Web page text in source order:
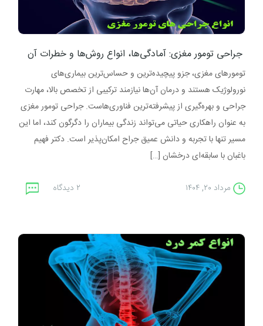
جراحی تومور مغزی: آمادگی‌ها، انواع روش‌ها و خطرات آن
تومورهای مغزی، جزو پیچیده‌ترین و حساس‌ترین بیماری‌های
نورولوژیک هستند و درمان آن‌ها نیازمند ترکیبی از تخصص بالا، مهارت
جراحی و بهره‌گیری از پیشرفته‌ترین فناوری‌هاست. جراحی تومور مغزی
به‌ عنوان راهکاری حیاتی می‌تواند زندگی بیماران را دگرگون کند، اما این
مسیر تنها با تجربه و دانش عمیق جراح امکان‌پذیر است. دکتر فهیم
باغبان با سابقه‌ای درخشان […]
مرداد ۲۰, ۱۴۰۴ ۲ دیدگاه